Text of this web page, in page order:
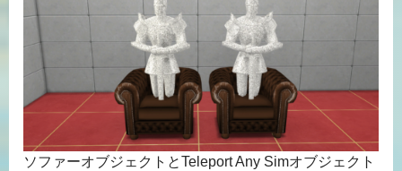
ソファーオブジェクトとTeleport Any Simオブジェクト